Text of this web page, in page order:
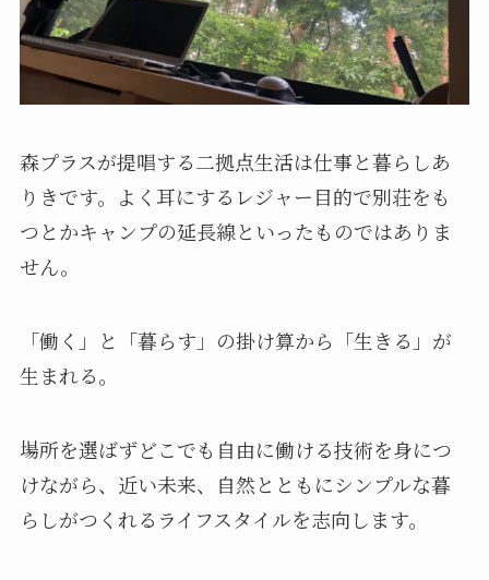
森プラスが提唱する二拠点生活は仕事と暮らしあ
りきです。よく耳にするレジャー目的で別荘をも
つとかキャンプの延長線といったものではありま
せん。
「働く」と「暮らす」の掛け算から「生きる」が
生まれる。
場所を選ばずどこでも自由に働ける技術を身につ
けながら、近い未来、自然とともにシンプルな暮
らしがつくれるライフスタイルを志向します。